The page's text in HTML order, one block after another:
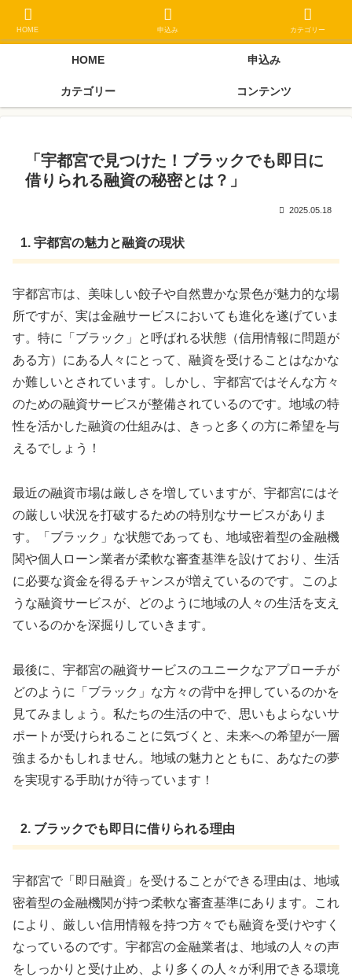
金クローネにご相談ください
HOME 申込み
カテゴリー コンテンツ
「宇都宮で見つけた！ブラックでも即日に
借りられる融資の秘密とは？」
2025.05.18
1. 宇都宮の魅力と融資の現状
宇都宮市は、美味しい餃子や自然豊かな景色が魅力的な場
所ですが、実は金融サービスにおいても進化を遂げていま
す。特に「ブラック」と呼ばれる状態（信用情報に問題が
ある方）にある人々にとって、融資を受けることはなかな
か難しいとされています。しかし、宇都宮ではそんな方々
のための融資サービスが整備されているのです。地域の特
性を活かした融資の仕組みは、きっと多くの方に希望を与
えるでしょう！
最近の融資市場は厳しさを増していますが、宇都宮にはそ
の厳しい状況を打破するための特別なサービスがありま
す。「ブラック」な状態であっても、地域密着型の金融機
関や個人ローン業者が柔軟な審査基準を設けており、生活
に必要な資金を得るチャンスが増えているのです。このよ
うな融資サービスが、どのように地域の人々の生活を支え
ているのかを深掘りしていきます。
最後に、宇都宮の融資サービスのユニークなアプローチが
どのように「ブラック」な方々の背中を押しているのかを
見てみましょう。私たちの生活の中で、思いもよらないサ
ポートが受けられることに気づくと、未来への希望が一層
強まるかもしれません。地域の魅力とともに、あなたの夢
を実現する手助けが待っています！
2. ブラックでも即日に借りられる理由
宇都宮で「即日融資」を受けることができる理由は、地域
密着型の金融機関が持つ柔軟な審査基準にあります。これ
により、厳しい信用情報を持つ方々でも融資を受けやすく
なっているのです。宇都宮の金融業者は、地域の人々の声
をしっかりと受け止め、より多くの人々が利用できる環境
HOME 申込み カテゴリー